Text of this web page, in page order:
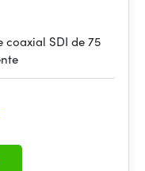
coaxial SDI de 75